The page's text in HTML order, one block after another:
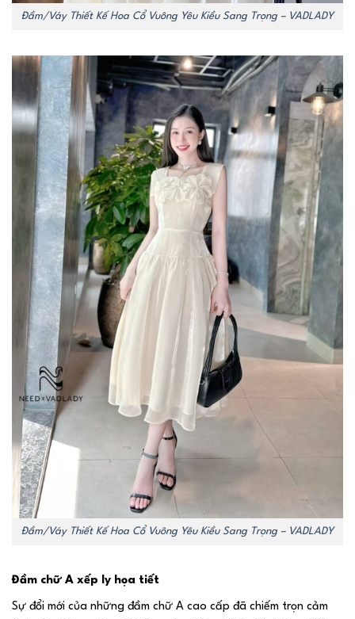
Đầm/Váy Thiết Kế Hoa Cổ Vuông Yêu Kiều Sang Trọng – VADLADY
Đầm/Váy Thiết Kế Hoa Cổ Vuông Yêu Kiều Sang Trọng – VADLADY
Đầm chữ A xếp ly họa tiết
Sự đổi mới của những đầm chữ A cao cấp đã chiếm trọn cảm